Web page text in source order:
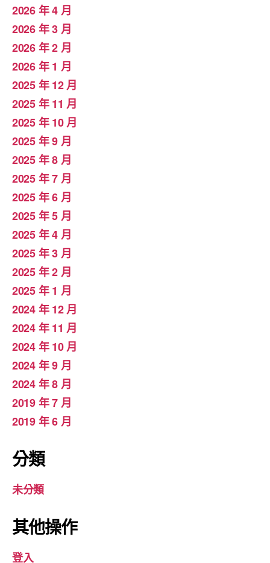
2026 年 4 月
2026 年 3 月
2026 年 2 月
2026 年 1 月
2025 年 12 月
2025 年 11 月
2025 年 10 月
2025 年 9 月
2025 年 8 月
2025 年 7 月
2025 年 6 月
2025 年 5 月
2025 年 4 月
2025 年 3 月
2025 年 2 月
2025 年 1 月
2024 年 12 月
2024 年 11 月
2024 年 10 月
2024 年 9 月
2024 年 8 月
2019 年 7 月
2019 年 6 月
分類
未分類
其他操作
登入